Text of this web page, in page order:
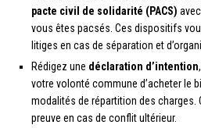
pacte civil de solidarité (PACS)
vous êtes pacsés. Ces dispositifs
litiges en cas de séparation et
Rédigez une déclaration d’intention
votre volonté commune d’acheter le
modalités de répartition des charges.
preuve en cas de conflit ultérieur.